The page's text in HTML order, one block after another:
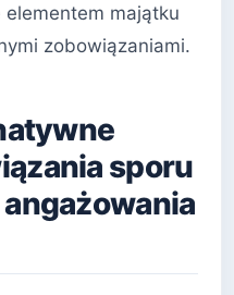
majątku
zobowiązaniami.
sporu